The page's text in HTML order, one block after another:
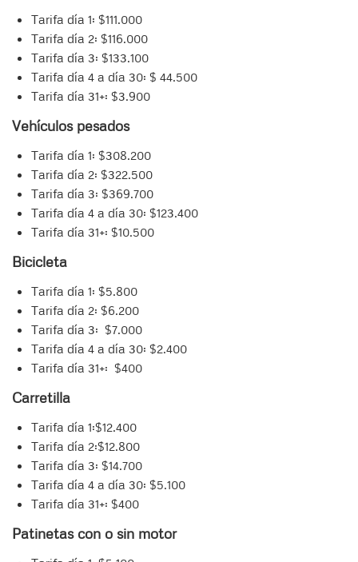
Tarifa día 1: $111.000
Tarifa día 2: $116.000
Tarifa día 3: $133.100
Tarifa día 4 a día 30: $ 44.500
Tarifa día 31+: $3.900
Vehículos pesados
Tarifa día 1: $308.200
Tarifa día 2: $322.500
Tarifa día 3: $369.700
Tarifa día 4 a día 30: $123.400
Tarifa día 31+: $10.500
Bicicleta
Tarifa día 1: $5.800
Tarifa día 2: $6.200
Tarifa día 3: $7.000
Tarifa día 4 a día 30: $2.400
Tarifa día 31+: $400
Carretilla
Tarifa día 1:$12.400
Tarifa día 2:$12.800
Tarifa día 3: $14.700
Tarifa día 4 a día 30: $5.100
Tarifa día 31+: $400
Patinetas con o sin motor